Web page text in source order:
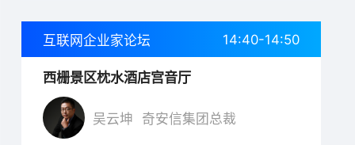
互联网企业家论坛 14:40-14:50
西栅景区枕水酒店宫音厅
吴云坤 奇安信集团总裁